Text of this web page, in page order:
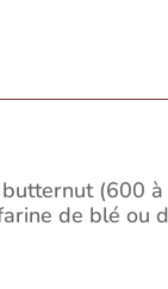
(600
de blé ou